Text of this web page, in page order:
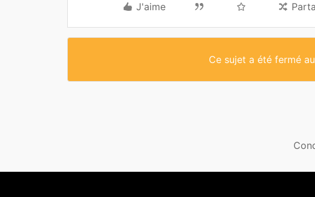
J'aime
Ce sujet a été fermé